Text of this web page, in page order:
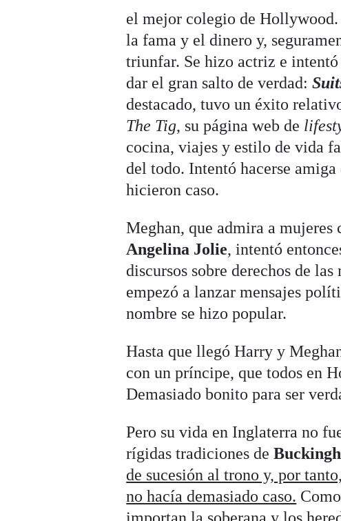
el mejor colegio de Hollywood.
la fama y el dinero y,
triunfar. Se hizo actriz e
dar el gran salto de verdad:
destacado, tuvo un éxito
The Tig, su página web de
cocina, viajes y estilo de vida
del todo. Intentó hacerse
hicieron caso.
Meghan, que admira a mujeres
Angelina Jolie, intentó
discursos sobre derechos de
empezó a lanzar mensajes
nombre se hizo popular.
Hasta que llegó Harry y
con un príncipe, que todos en
Demasiado bonito para ser
Pero su vida en Inglaterra no
rígidas tradiciones de
de sucesión al trono y, por
no hacía demasiado caso.
importan la soberana y los